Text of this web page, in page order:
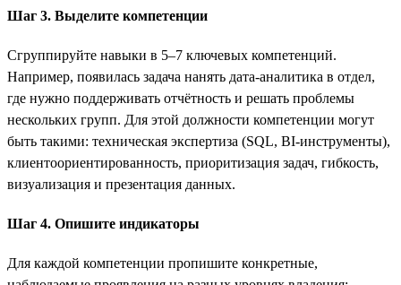
Шаг 3. Выделите компетенции
Сгруппируйте навыки в 5–7 ключевых компетенций.
Например, появилась задача нанять дата-аналитика в отдел,
где нужно поддерживать отчётность и решать проблемы
нескольких групп. Для этой должности компетенции могут
быть такими: техническая экспертиза (SQL, BI-инструменты),
клиентоориентированность, приоритизация задач, гибкость,
визуализация и презентация данных.
Шаг 4. Опишите индикаторы
Для каждой компетенции пропишите конкретные,